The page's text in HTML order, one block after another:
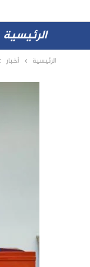
الرئيسية
الرئيسية أخبار